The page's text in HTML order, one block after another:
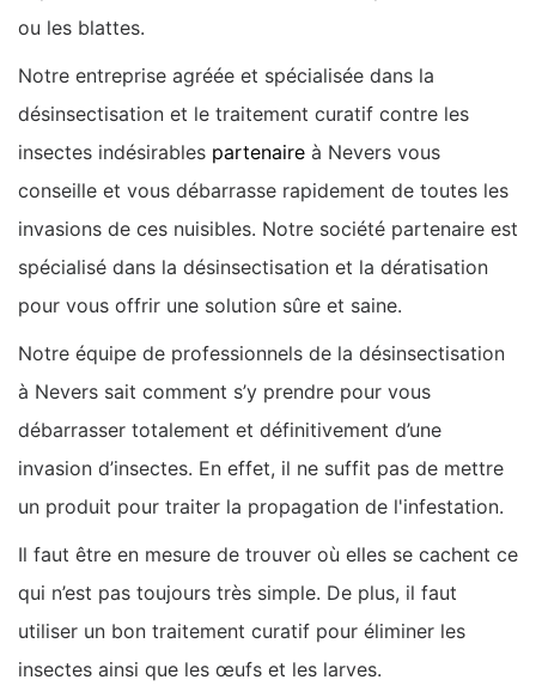
ou les blattes.
Notre entreprise agréée et spécialisée dans la
désinsectisation et le traitement curatif contre les
insectes indésirables partenaire à Nevers vous
conseille et vous débarrasse rapidement de toutes les
invasions de ces nuisibles. Notre société partenaire est
spécialisé dans la désinsectisation et la dératisation
pour vous offrir une solution sûre et saine.
Notre équipe de professionnels de la désinsectisation
à Nevers sait comment s’y prendre pour vous
débarrasser totalement et définitivement d’une
invasion d’insectes. En effet, il ne suffit pas de mettre
un produit pour traiter la propagation de l'infestation.
Il faut être en mesure de trouver où elles se cachent ce
qui n’est pas toujours très simple. De plus, il faut
utiliser un bon traitement curatif pour éliminer les
insectes ainsi que les œufs et les larves.